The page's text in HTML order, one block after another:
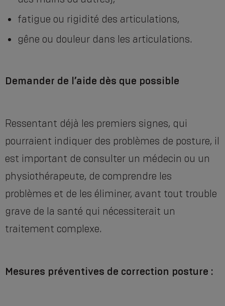
fatigue ou rigidité des articulations,
gêne ou douleur dans les articulations.
Demander de l’aide dès que possible
Ressentant déjà les premiers signes, qui
pourraient indiquer des problèmes de posture, il
est important de consulter un médecin ou un
physiothérapeute, de comprendre les
problèmes et de les éliminer, avant tout trouble
grave de la santé qui nécessiterait un
traitement complexe.
Mesures préventives de correction posture :